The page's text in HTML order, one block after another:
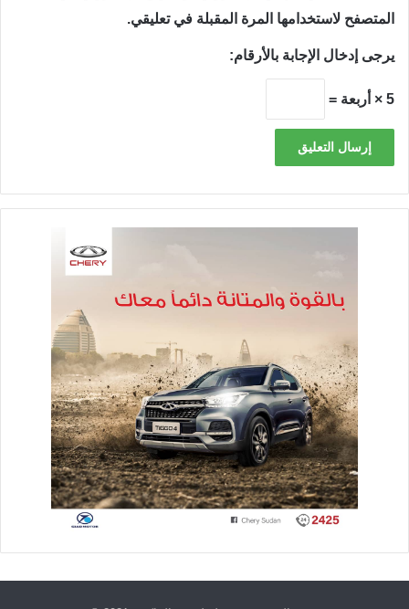
المتصفح لاستخدامها المرة المقبلة في تعليقي.
يرجى إدخال الإجابة بالأرقام:
5 × أربعة =